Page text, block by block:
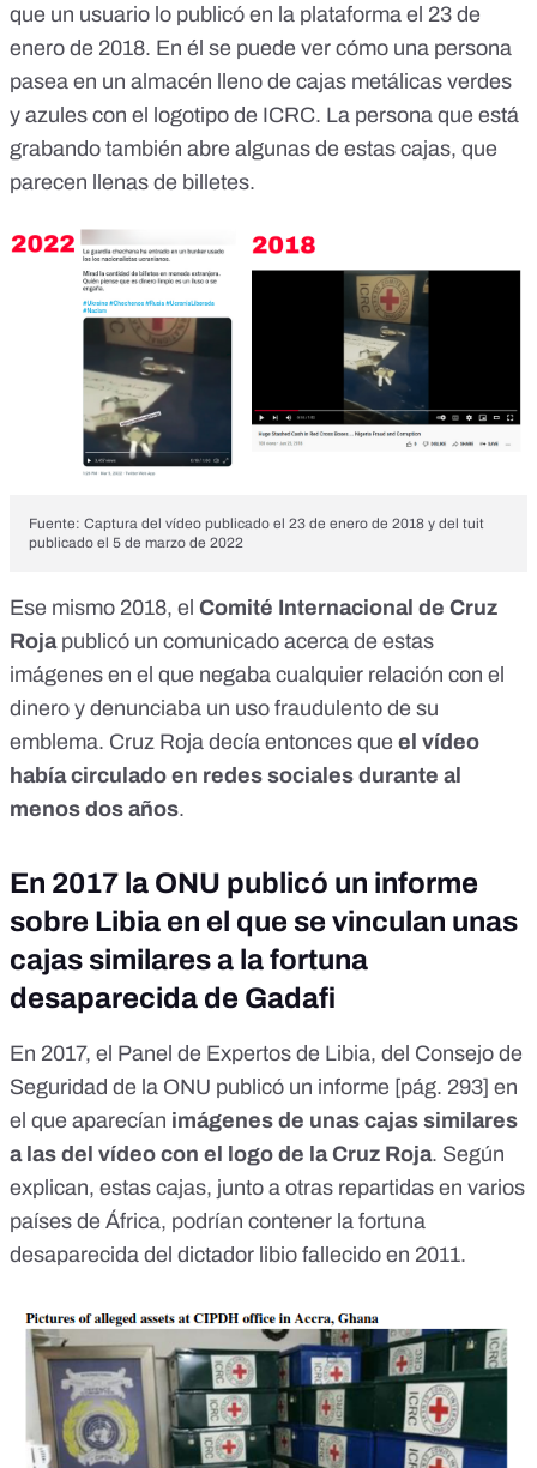
que un usuario lo publicó en la plataforma el 23 de
enero de 2018. En él se puede ver cómo una persona
pasea en un almacén lleno de cajas metálicas verdes
y azules con el logotipo de ICRC. La persona que está
grabando también abre algunas de estas cajas, que
parecen llenas de billetes.
Fuente: Captura del vídeo publicado el 23 de enero de 2018 y del tuit
publicado el 5 de marzo de 2022
Ese mismo 2018, el Comité Internacional de Cruz
Roja publicó un comunicado acerca de estas
imágenes en el que negaba cualquier relación con el
dinero y denunciaba un uso fraudulento de su
emblema. Cruz Roja decía entonces que el vídeo
había circulado en redes sociales durante al
menos dos años.
En 2017 la ONU publicó un informe
sobre Libia en el que se vinculan unas
cajas similares a la fortuna
desaparecida de Gadafi
En 2017, el Panel de Expertos de Libia, del Consejo de
Seguridad de la ONU publicó un informe [pág. 293] en
el que aparecían imágenes de unas cajas similares
a las del vídeo con el logo de la Cruz Roja. Según
explican, estas cajas, junto a otras repartidas en varios
países de África, podrían contener la fortuna
desaparecida del dictador libio fallecido en 2011.